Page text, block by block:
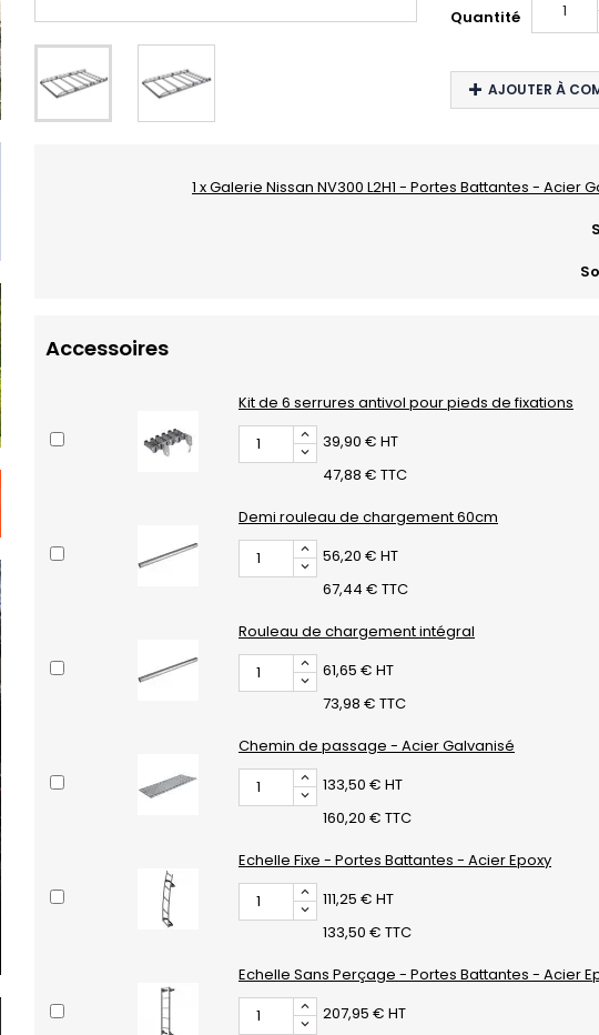
Quantité
AJOUTER À
1 x Galerie Nissan NV300 L2H1 - Portes Battantes - Acier
Accessoires
Kit de 6 serrures antivol pour pieds de fixations
39,90 € HT
47,88 € TTC
Demi rouleau de chargement 60cm
56,20 € HT
67,44 € TTC
Rouleau de chargement intégral
61,65 € HT
73,98 € TTC
Chemin de passage - Acier Galvanisé
133,50 € HT
160,20 € TTC
Echelle Fixe - Portes Battantes - Acier Epoxy
111,25 € HT
133,50 € TTC
Echelle Sans Perçage - Portes Battantes - Acier
207,95 € HT